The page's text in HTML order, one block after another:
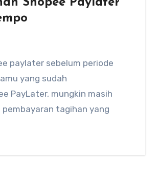
Shopee Paylater
paylater sebelum periode
yang sudah
PayLater, mungkin masih
tagihan yang